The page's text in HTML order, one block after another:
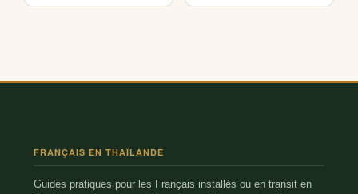
FRANÇAIS EN THAÏLANDE
Guides pratiques pour les Français installés ou en transit en